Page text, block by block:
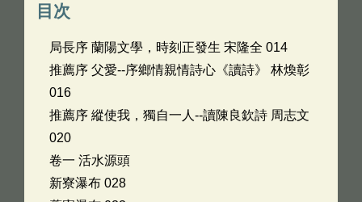
目次
局長序 蘭陽文學，時刻正發生 宋隆全 014
推薦序 父愛--序鄉情親情詩心《讀詩》 林煥彰
016
推薦序 縱使我，獨自一人--讀陳良欽詩 周志文
020
卷一 活水源頭
新寮瀑布 028